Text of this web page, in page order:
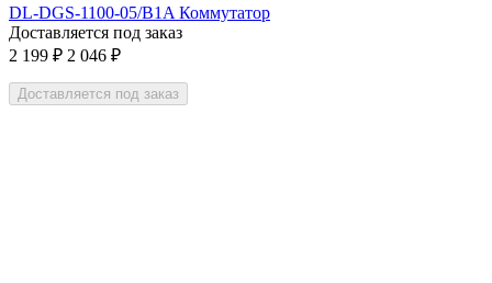
DL-DGS-1100-05/B1A Коммутатор
Доставляется под заказ
2 199 ₽ 2 046 ₽
Доставляется под заказ